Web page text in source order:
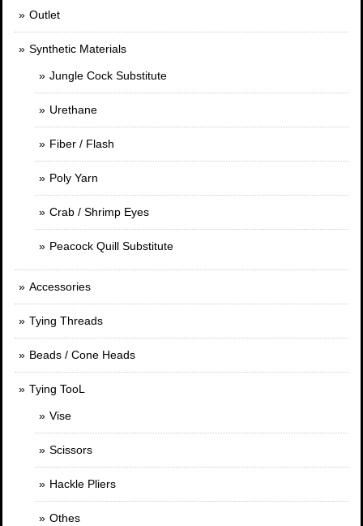
Outlet
Synthetic Materials
Jungle Cock Substitute
Urethane
Fiber / Flash
Poly Yarn
Crab / Shrimp Eyes
Peacock Quill Substitute
Accessories
Tying Threads
Beads / Cone Heads
Tying TooL
Vise
Scissors
Hackle Pliers
Othes